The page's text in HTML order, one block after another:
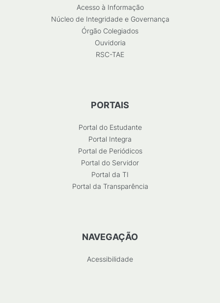
Acesso à Informação
Núcleo de Integridade e Governança
Órgão Colegiados
Ouvidoria
RSC-TAE
PORTAIS
Portal do Estudante
Portal Integra
Portal de Periódicos
Portal do Servidor
Portal da TI
Portal da Transparência
NAVEGAÇÃO
Acessibilidade